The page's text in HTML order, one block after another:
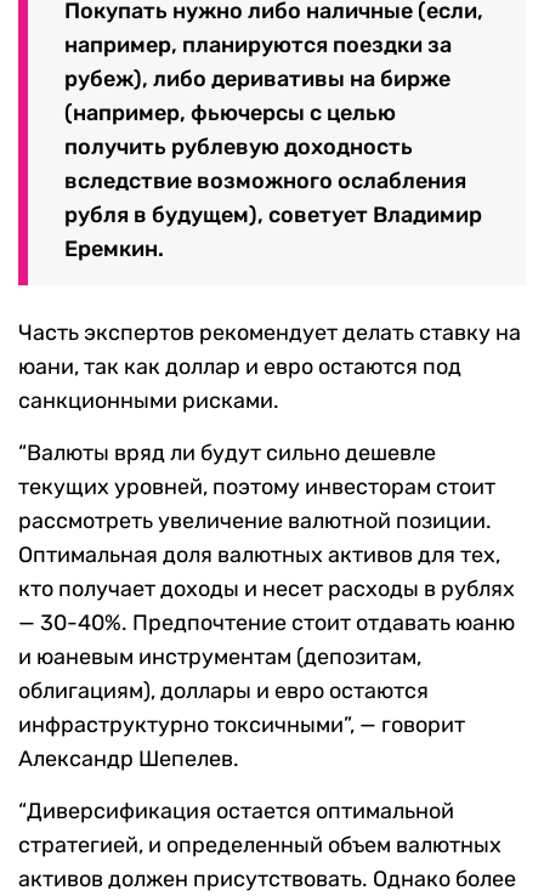
Покупать нужно либо наличные (если,
например, планируются поездки за
рубеж), либо деривативы на бирже
(например, фьючерсы с целью
получить рублевую доходность
вследствие возможного ослабления
рубля в будущем), советует Владимир
Еремкин.
Часть экспертов рекомендует делать ставку на
юани, так как доллар и евро остаются под
санкционными рисками.
“Валюты вряд ли будут сильно дешевле
текущих уровней, поэтому инвесторам стоит
рассмотреть увеличение валютной позиции.
Оптимальная доля валютных активов для тех,
кто получает доходы и несет расходы в рублях
— 30-40%. Предпочтение стоит отдавать юаню
и юаневым инструментам (депозитам,
облигациям), доллары и евро остаются
инфраструктурно токсичными”, — говорит
Александр Шепелев.
“Диверсификация остается оптимальной
стратегией, и определенный объем валютных
активов должен присутствовать. Однако более